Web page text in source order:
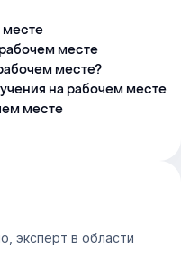
месте
месте
месте?
на рабочем месте
месте
эксперт в области